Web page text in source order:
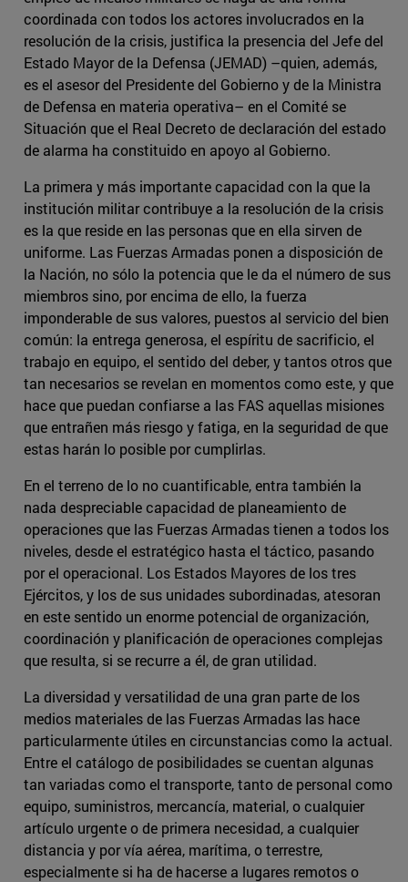
coordinada con todos los actores involucrados en la
resolución de la crisis, justifica la presencia del Jefe del
Estado Mayor de la Defensa (JEMAD) –quien, además,
es el asesor del Presidente del Gobierno y de la Ministra
de Defensa en materia operativa– en el Comité se
Situación que el Real Decreto de declaración del estado
de alarma ha constituido en apoyo al Gobierno.
La primera y más importante capacidad con la que la
institución militar contribuye a la resolución de la crisis
es la que reside en las personas que en ella sirven de
uniforme. Las Fuerzas Armadas ponen a disposición de
la Nación, no sólo la potencia que le da el número de sus
miembros sino, por encima de ello, la fuerza
imponderable de sus valores, puestos al servicio del bien
común: la entrega generosa, el espíritu de sacrificio, el
trabajo en equipo, el sentido del deber, y tantos otros que
tan necesarios se revelan en momentos como este, y que
hace que puedan confiarse a las FAS aquellas misiones
que entrañen más riesgo y fatiga, en la seguridad de que
estas harán lo posible por cumplirlas.
En el terreno de lo no cuantificable, entra también la
nada despreciable capacidad de planeamiento de
operaciones que las Fuerzas Armadas tienen a todos los
niveles, desde el estratégico hasta el táctico, pasando
por el operacional. Los Estados Mayores de los tres
Ejércitos, y los de sus unidades subordinadas, atesoran
en este sentido un enorme potencial de organización,
coordinación y planificación de operaciones complejas
que resulta, si se recurre a él, de gran utilidad.
La diversidad y versatilidad de una gran parte de los
medios materiales de las Fuerzas Armadas las hace
particularmente útiles en circunstancias como la actual.
Entre el catálogo de posibilidades se cuentan algunas
tan variadas como el transporte, tanto de personal como
equipo, suministros, mercancía, material, o cualquier
artículo urgente o de primera necesidad, a cualquier
distancia y por vía aérea, marítima, o terrestre,
especialmente si ha de hacerse a lugares remotos o